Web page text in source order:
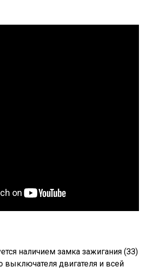
наличием замка зажигания (ЗЗ)
двигателя и всей